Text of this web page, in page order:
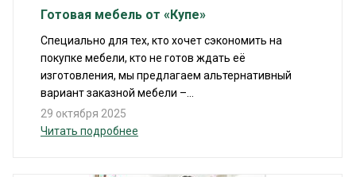
Готовая мебель от «Купе»
Специально для тех, кто хочет сэкономить на
покупке мебели, кто не готов ждать её
изготовления, мы предлагаем альтернативный
вариант заказной мебели –...
29 октября 2025
Читать подробнее